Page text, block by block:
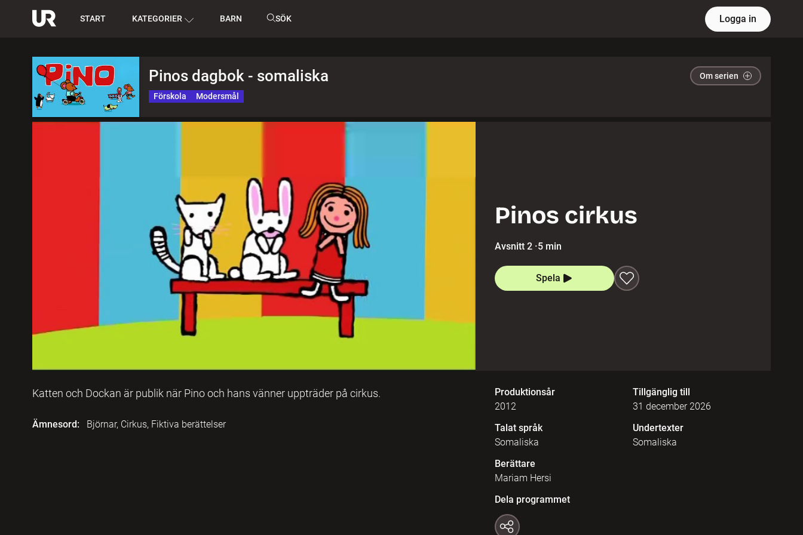
START KATEGORIER BARN SÖK Logga in
Pinos dagbok - somaliska Om serien
Förskola Modersmål
Pinos cirkus
Avsnitt 2 ·5 min
Spela
Katten och Dockan är publik när Pino och hans vänner uppträder på cirkus.
Ämnesord: Björnar, Cirkus, Fiktiva berättelser
Produktionsår
2012
Tillgänglig till
31 december 2026
Talat språk
Somaliska
Undertexter
Somaliska
Berättare
Mariam Hersi
Dela programmet